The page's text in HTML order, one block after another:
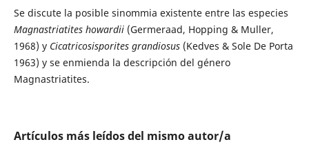
Se discute la posible sinommia existente entre las especies
Magnastriatites howardii(Germeraad, Hopping & Muller,
1968) y Cicatricosisporites grandiosus(Kedves & Sole De Porta
1963) y se enmienda la descripción del género
Magnastriatites.
Artículos más leídos del mismo autor/a